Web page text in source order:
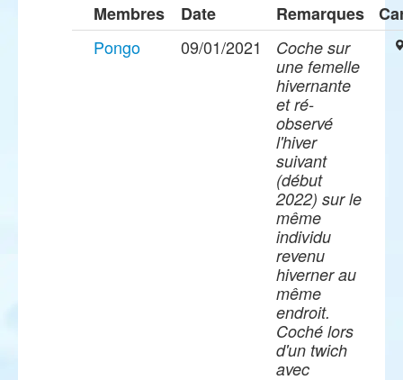
Membres Date Remarques
Pongo
09/01/2021
Coche sur
une femelle
hivernante
et ré-
observé
l'hiver
suivant
(début
2022) sur le
même
individu
revenu
hiverner au
même
endroit.
Coché lors
d'un twich
avec